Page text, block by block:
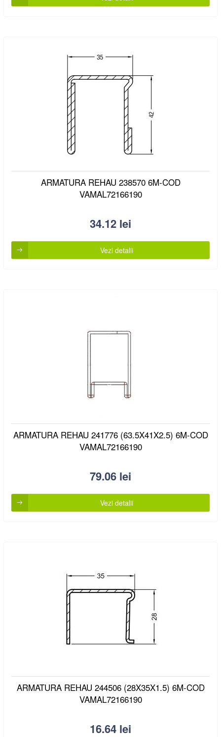
ARMATURA REHAU 238570 6M-COD
VAMAL72166190
34.12 lei
Vezi detalii
ARMATURA REHAU 241776 (63.5X41X2.5) 6M-COD
VAMAL72166190
79.06 lei
Vezi detalii
ARMATURA REHAU 244506 (28X35X1.5) 6M-COD
VAMAL72166190
16.64 lei